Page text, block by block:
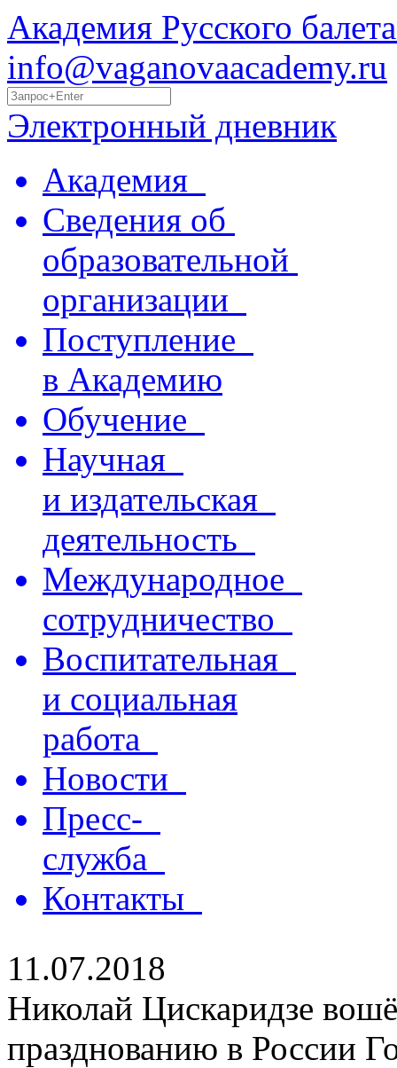
Академия Русского
info@vaganovaacademy.ru
Электронный дневник
Академия
Сведения об
образовательной
организации
Поступление
в Академию
Обучение
Научная
и издательская
деятельность
Международное
сотрудничество
Воспитательная
и социальная
работа
Новости
Пресс-
служба
Контакты
11.07.2018
Николай Цискаридзе
празднованию в России